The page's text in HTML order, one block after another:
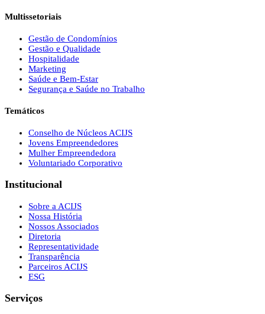
Multissetoriais
Gestão de Condomínios
Gestão e Qualidade
Hospitalidade
Marketing
Saúde e Bem-Estar
Segurança e Saúde no Trabalho
Temáticos
Conselho de Núcleos ACIJS
Jovens Empreendedores
Mulher Empreendedora
Voluntariado Corporativo
Institucional
Sobre a ACIJS
Nossa História
Nossos Associados
Diretoria
Representatividade
Transparência
Parceiros ACIJS
ESG
Serviços